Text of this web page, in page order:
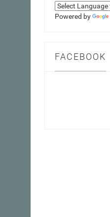
Powered by
FACEBOOK